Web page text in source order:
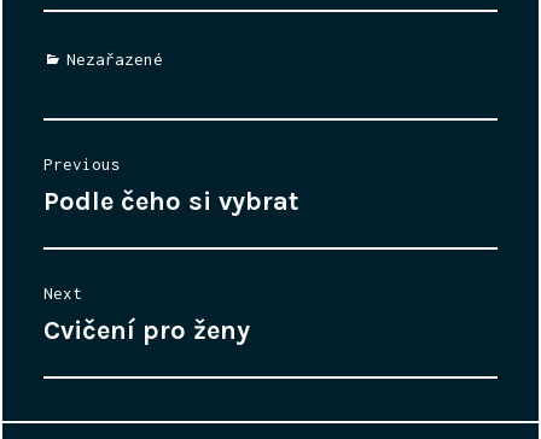
Categories
Nezařazené
pro
Previous
Previous
Podle čeho si vybrat
Next
Next
Cvičení pro ženy